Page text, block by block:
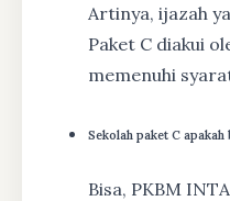
Artinya, ijazah
Paket C diakui
memenuhi
Sekolah paket C apakah
Bisa, PKBM